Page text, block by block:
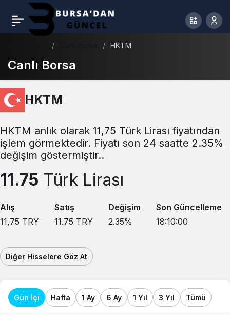
HKTM
Canlı Borsa
HKTM
HKTM anlık olarak 11,75 Türk Lirası fiyatından
işlem görmektedir. Fiyatı son 24 saatte 2.35%
değişim göstermiştir..
11.75 Türk Lirası
Alış
11,75 TRY
Satış
11.75 TRY
Değişim
2.35%
Son Güncelleme
18:10:00
Diğer Hisselere Göz At
Gün İçi Hafta 1 Ay 6 Ay 1 Yıl 3 Yıl Tümü